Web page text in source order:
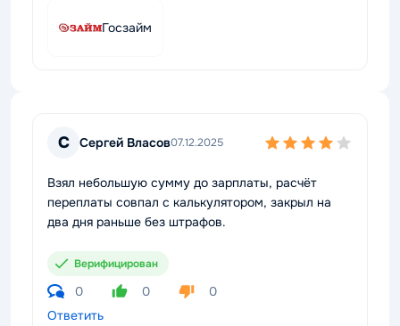
Госзайм
С Сергей Власов07.12.2025
Взял небольшую сумму до зарплаты, расчёт
переплаты совпал с калькулятором, закрыл на
два дня раньше без штрафов.
Верифицирован
0 0
0
Ответить